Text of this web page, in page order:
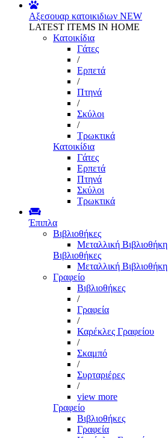
Αξεσουαρ κατοικιδιων NEW
LATEST ITEMS IN HOME
Κατοικίδια
Γάτες
/
Ερπετά
/
Πτηνά
/
Σκύλοι
/
Τρωκτικά
Κατοικίδια
Γάτες
Ερπετά
Πτηνά
Σκύλοι
Τρωκτικά
Έπιπλα
Βιβλιοθήκες
Μεταλλική Βιβλιοθήκη
Βιβλιοθήκες
Μεταλλική Βιβλιοθήκη
Γραφείο
Βιβλιοθήκες
/
Γραφεία
/
Καρέκλες Γραφείου
/
Σκαμπό
/
Συρταριέρες
/
view more
Γραφείο
Βιβλιοθήκες
Γραφεία